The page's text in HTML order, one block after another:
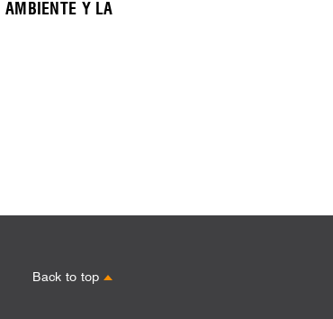
AMBIENTE Y LA
Back to top